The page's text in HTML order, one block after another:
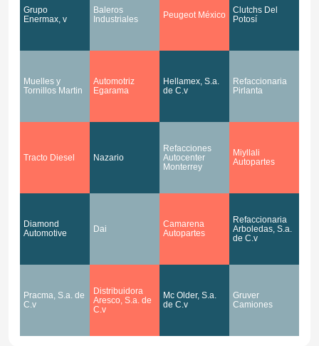
Grupo
Enermax, v
Baleros
Industriales
Peugeot México
Clutchs Del
Potosí
Muelles y
Tornillos Martin
Automotriz
Egarama
Hellamex, S.a.
de C.v
Refaccionaria
Pirlanta
Tracto Diesel Nazario
Refacciones
Autocenter
Monterrey
Miyllali
Autopartes
Diamond
Automotive
Dai
Camarena
Autopartes
Refaccionaria
Arboledas, S.a.
de C.v
Pracma, S.a. de
C.v
Distribuidora
Aresco, S.a. de
C.v
Mc Older, S.a.
de C.v
Gruver
Camiones